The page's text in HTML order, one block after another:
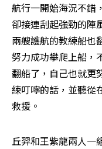
航行一開始海況不錯
卻接連刮起強勁的陣
兩艘護航的教練船也
努力成功攀爬上船，
翻船了，自己也就更
練叮嚀的話，並聽從
救援。
丘羿和王紫龍兩人一